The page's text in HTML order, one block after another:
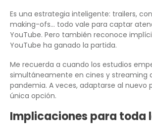
Es una estrategia inteligente: trailers,
making-ofs… todo vale para captar
YouTube. Pero también reconoce
YouTube ha ganado la partida.
Me recuerda a cuando los estudios
simultáneamente en cines y streaming
pandemia. A veces, adaptarse al nuevo
única opción.
Implicaciones para toda